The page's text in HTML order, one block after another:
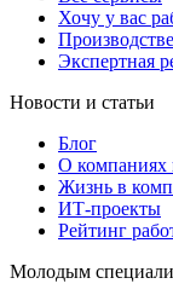
Хочу у вас
Экспертная
Новости и статьи
Блог
О компаниях
Жизнь в
ИТ-проекты
Рейтинг
Молодым